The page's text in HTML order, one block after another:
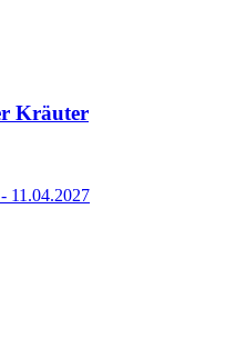
Kräuter
11.04.2027